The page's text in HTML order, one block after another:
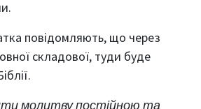
повідомляють, що через
складової, туди буде
молитву постійною та